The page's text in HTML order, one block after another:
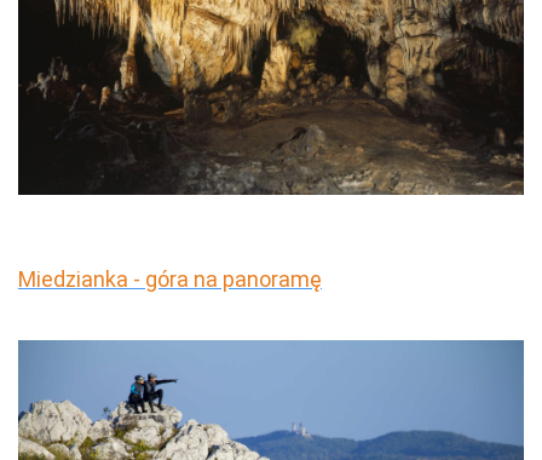
Miedzianka - góra na panoramę